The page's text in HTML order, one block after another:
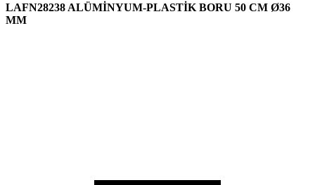
LAFN28238 ALÜMİNYUM-PLASTİK BORU 50 CM Ø36
MM